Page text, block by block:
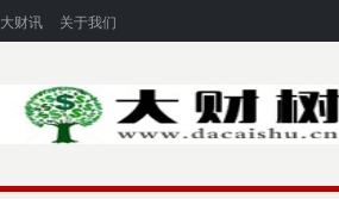
大财讯 关于我们